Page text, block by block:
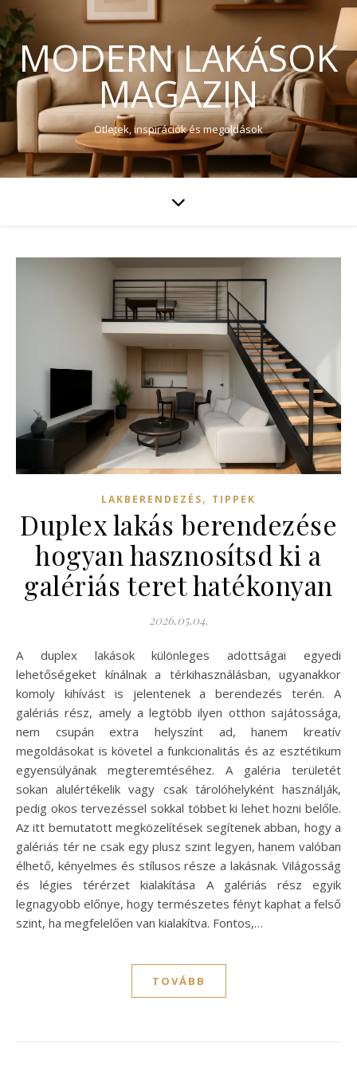
MODERN LAKÁSOK
MAGAZIN
Ötletek, inspirációk és megoldások
LAKBERENDEZÉS, TIPPEK
Duplex lakás berendezése
hogyan hasznosítsd ki a
galériás teret hatékonyan
2026.05.04.
A duplex lakások különleges adottságai egyedi
lehetőségeket kínálnak a térkihasználásban, ugyanakkor
komoly kihívást is jelentenek a berendezés terén. A
galériás rész, amely a legtöbb ilyen otthon sajátossága,
nem csupán extra helyszínt ad, hanem kreatív
megoldásokat is követel a funkcionalitás és az esztétikum
egyensúlyának megteremtéséhez. A galéria területét
sokan alulértékelik vagy csak tárolóhelyként használják,
pedig okos tervezéssel sokkal többet ki lehet hozni belőle.
Az itt bemutatott megközelítések segítenek abban, hogy a
galériás tér ne csak egy plusz szint legyen, hanem valóban
élhető, kényelmes és stílusos része a lakásnak. Világosság
és légies térérzet kialakítása A galériás rész egyik
legnagyobb előnye, hogy természetes fényt kaphat a felső
szint, ha megfelelően van kialakítva. Fontos,…
TOVÁBB